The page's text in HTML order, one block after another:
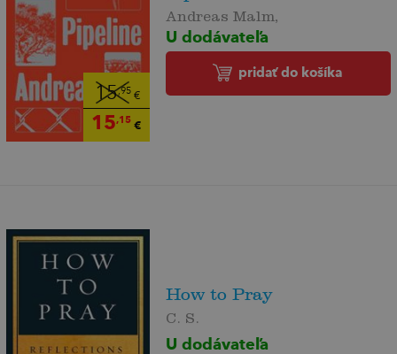
15,95€
15,15€
Andreas Malm,
U dodávateľa
pridať do košíka
How to Pray
C. S.
U dodávateľa